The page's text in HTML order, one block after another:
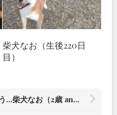
柴犬なお（生後220日
目）
ご要件をお伺いしましょう…柴犬なお（2歳 and 166日）